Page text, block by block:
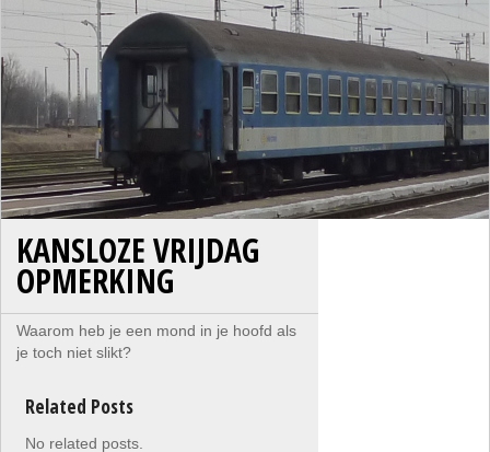
KANSLOZE VRIJDAG
OPMERKING
Waarom heb je een mond in je hoofd als
je toch niet slikt?
Related Posts
No related posts.